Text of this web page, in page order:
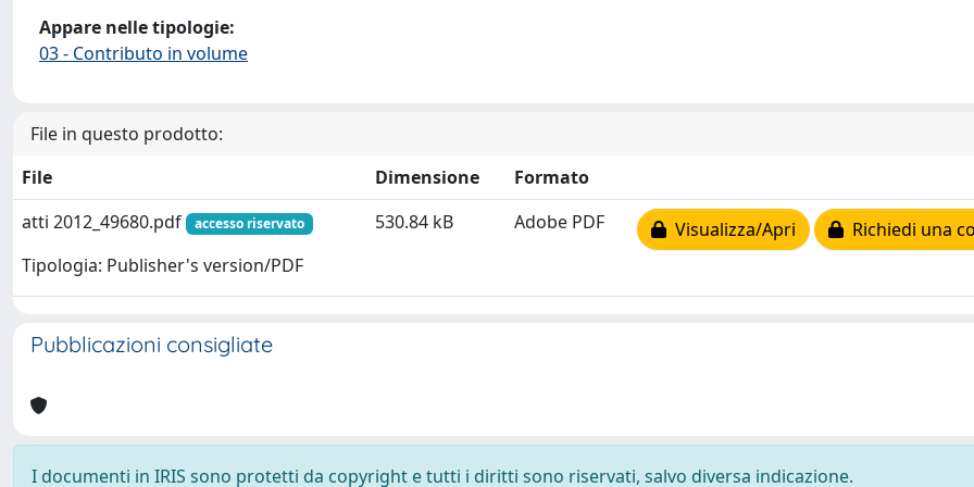
Appare nelle tipologie:
03 - Contributo in volume
File in questo prodotto:
File
Dimensione
Formato
atti 2012_49680.pdf
accesso riservato
Tipologia: Publisher's version/PDF
530.84 kB Adobe PDF Visualizza/Apri Richiedi una
Pubblicazioni consigliate
I documenti in IRIS sono protetti da copyright e tutti i diritti sono riservati, salvo diversa indicazione.